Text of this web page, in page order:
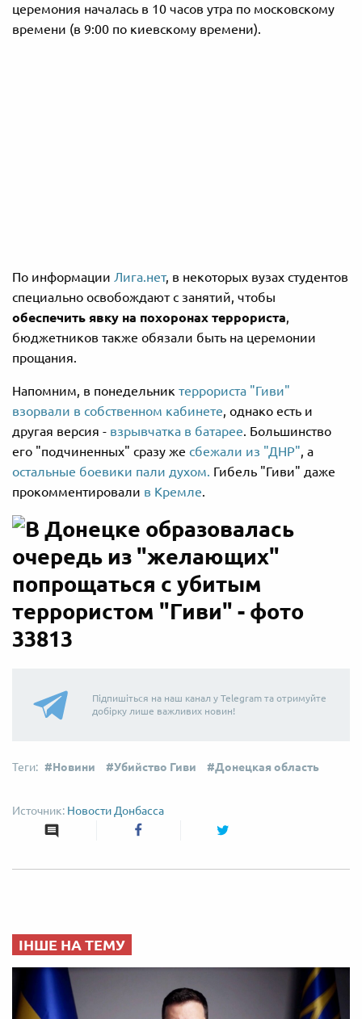
церемония началась в 10 часов утра по московскому
времени (в 9:00 по киевскому времени).
По информации Лига.нет, в некоторых вузах студентов
специально освобождают с занятий, чтобы
обеспечить явку на похоронах террориста,
бюджетников также обязали быть на церемонии
прощания.
Напомним, в понедельник террориста "Гиви"
взорвали в собственном кабинете, однако есть и
другая версия - взрывчатка в батарее. Большинство
его "подчиненных" сразу же сбежали из "ДНР", а
остальные боевики пали духом. Гибель "Гиви" даже
прокомментировали в Кремле.
Підпишіться на наш канал у Telegram та отримуйте
добірку лише важливих новин!
Новини Убийство Гиви Донецкая область
Новости Донбасса
ІНШЕ НА ТЕМУ